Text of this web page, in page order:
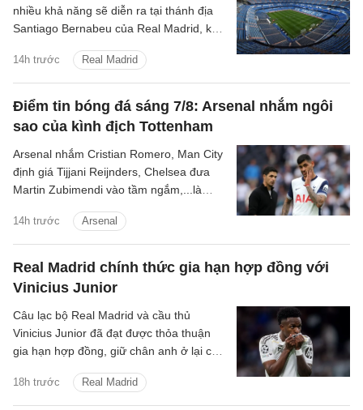
14h trước Real Madrid
nhiều khả năng sẽ diễn ra tại thánh địa
Santiago Bernabeu của Real Madrid, kết
quốc gia đồng chủ nhà.
Điểm tin bóng đá sáng 7/8: Arsenal nhắm ngôi
sao của kình địch Tottenham
14h trước Arsenal
Arsenal nhắm Cristian Romero, Man City
định giá Tijjani Reijnders, Chelsea đưa
Martin Zubimendi vào tầm ngắm,...là
tin bóng đá sáng 31/7.
Real Madrid chính thức gia hạn hợp đồng với
Vinicius Junior
18h trước Real Madrid
Câu lạc bộ Real Madrid và cầu thủ
Vinicius Junior đã đạt được thỏa thuận
gia hạn hợp đồng, giữ chân anh ở lại câu